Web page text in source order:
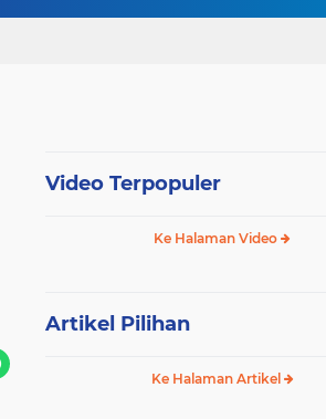
Video Terpopuler
Ke Halaman Video
Artikel Pilihan
Ke Halaman Artikel